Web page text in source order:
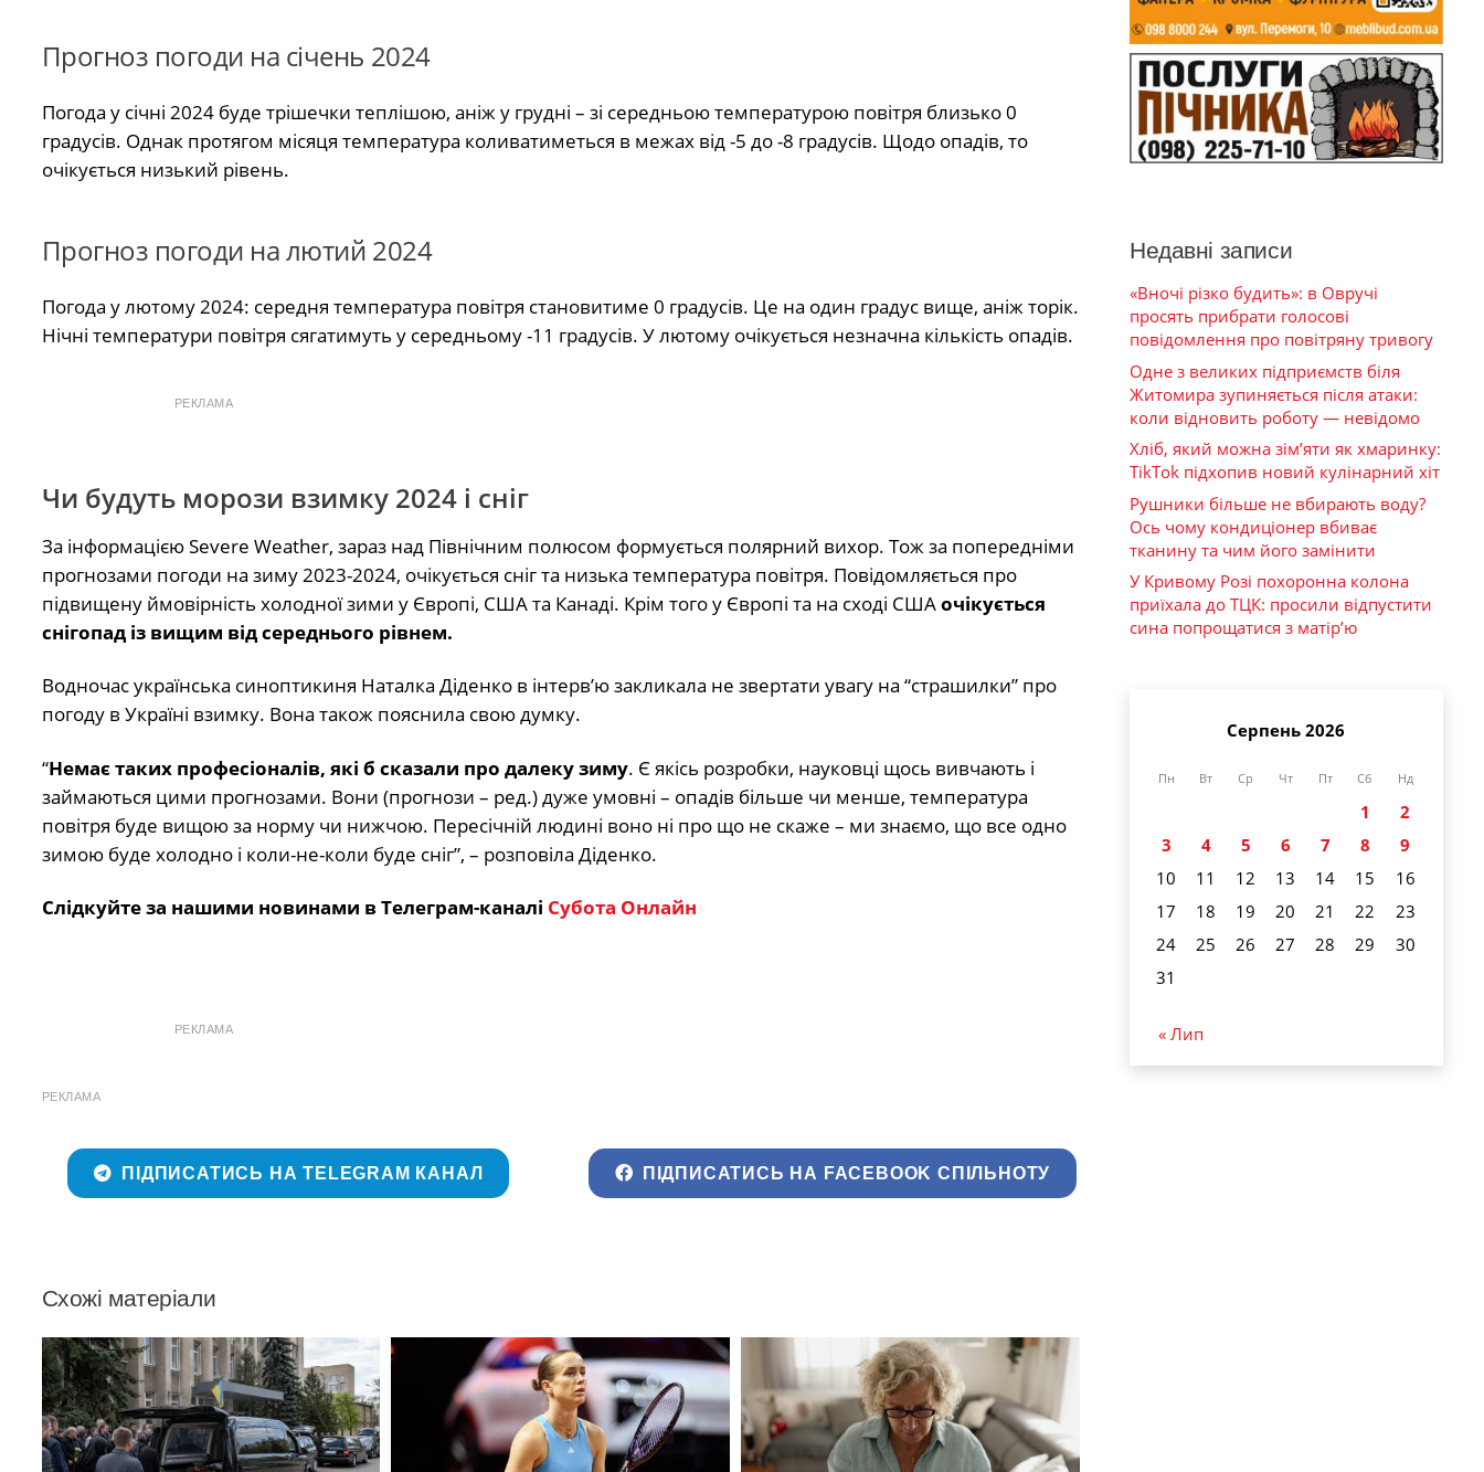
Прогноз погоди на січень 2024
Погода у січні 2024 буде трішечки теплішою, аніж у грудні – зі середньою температурою повітря близько 0
градусів. Однак протягом місяця температура коливатиметься в межах від -5 до -8 градусів. Щодо опадів, то
очікується низький рівень.
Прогноз погоди на лютий 2024
Погода у лютому 2024: середня температура повітря становитиме 0 градусів. Це на один градус вище, аніж торік.
Нічні температури повітря сягатимуть у середньому -11 градусів. У лютому очікується незначна кількість опадів.
РЕКЛАМА
Чи будуть морози взимку 2024 і сніг
За інформацією Severe Weather, зараз над Північним полюсом формується полярний вихор. Тож за попередніми
прогнозами погоди на зиму 2023-2024, очікується сніг та низька температура повітря. Повідомляється про
підвищену ймовірність холодної зими у Європі, США та Канаді. Крім того у Європі та на сході СШАочікується
снігопад із вищим від середнього рівнем.
Водночас українська синоптикиня Наталка Діденко в інтерв’ю закликала не звертати увагу на “страшилки” про
погоду в Україні взимку. Вона також пояснила свою думку.
“Немає таких професіоналів, які б сказали про далеку зиму. Є якісь розробки, науковці щось вивчають і
займаються цими прогнозами. Вони (прогнози – ред.) дуже умовні – опадів більше чи менше, температура
повітря буде вищою за норму чи нижчою. Пересічній людині воно ні про що не скаже – ми знаємо, що все одно
зимою буде холодно і коли-не-коли буде сніг”, – розповіла Діденко.
Слідкуйте за нашими новинами в Телеграм-каналі Субота Онлайн
РЕКЛАМА
РЕКЛАМА
ПІДПИСАТИСЬ НА TELEGRAM КАНАЛ ПІДПИСАТИСЬ НА FACEBOOK СПІЛЬНОТУ
Схожі матеріали
Недавні записи
«Вночі різко будить»: в Овручі
просять прибрати голосові
повідомлення про повітряну тривогу
Одне з великих підприємств біля
Житомира зупиняється після атаки:
коли відновить роботу — невідомо
Хліб, який можна зім’яти як хмаринку:
TikTok підхопив новий кулінарний хіт
Рушники більше не вбирають воду?
Ось чому кондиціонер вбиває
тканину та чим його замінити
У Кривому Розі похоронна колона
приїхала до ТЦК: просили відпустити
сина попрощатися з матір’ю
Серпень 2026
Пн Вт Ср Чт Пт Сб Нд
1
2
3
4 5 6 7 8
9
10
11 12 13 14 15
16
17
18 19 20 21 22
23
24
25 26 27 28 29
30
31
« Лип